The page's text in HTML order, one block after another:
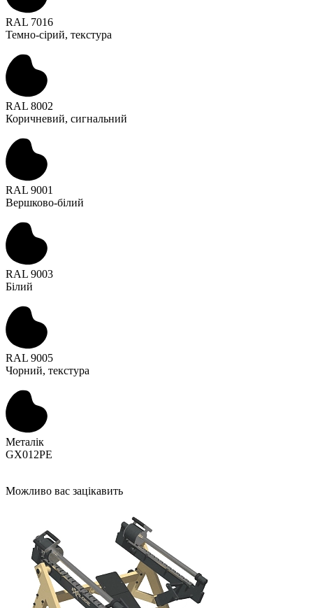
RAL 7016
Темно-сірий, текстура
RAL 8002
Коричневий, сигнальний
RAL 9001
Вершково-білий
RAL 9003
Білий
RAL 9005
Чорний, текстура
Металік
GX012PE
Можливо вас зацікавить